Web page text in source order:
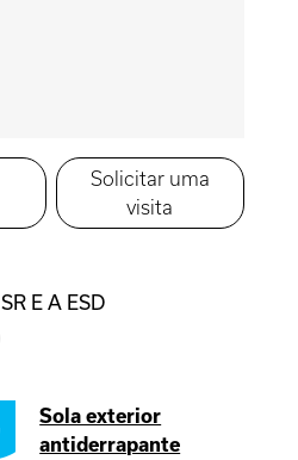
Solicitar uma
visita
SR E A ESD
Sola exterior
antiderrapante